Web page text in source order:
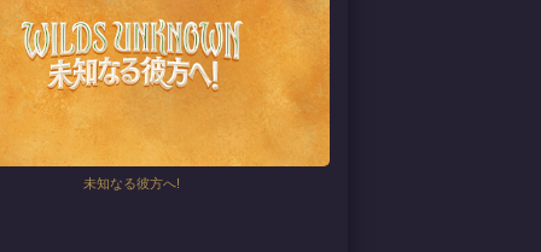
未知なる彼方へ!